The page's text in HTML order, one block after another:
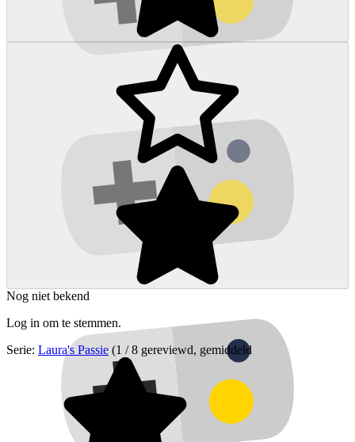
Nog niet bekend
Log in om te stemmen.
Serie: Laura's Passie (1 / 8 gereviewd, gemiddeld